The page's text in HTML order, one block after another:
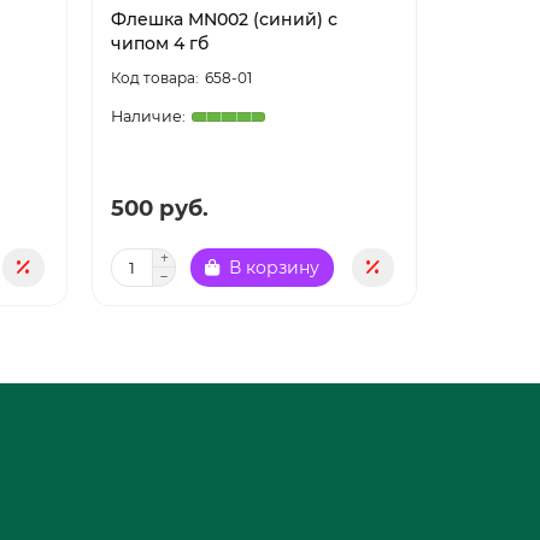
Флешка MN002 (синий) с
чипом 4 гб
658-01
500 руб.
В корзину